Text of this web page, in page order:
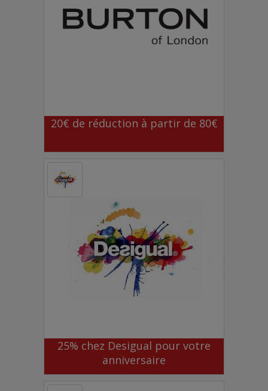
20€ de réduction à partir de 80€
25% chez Desigual pour votre
anniversaire